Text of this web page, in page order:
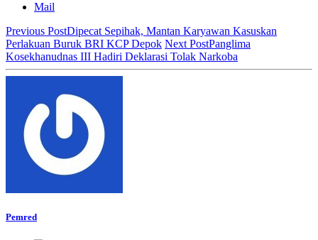
Mail
Previous PostDipecat Sepihak, Mantan Karyawan Kasuskan
Perlakuan Buruk BRI KCP Depok Next PostPanglima
Kosekhanudnas III Hadiri Deklarasi Tolak Narkoba
Pemred